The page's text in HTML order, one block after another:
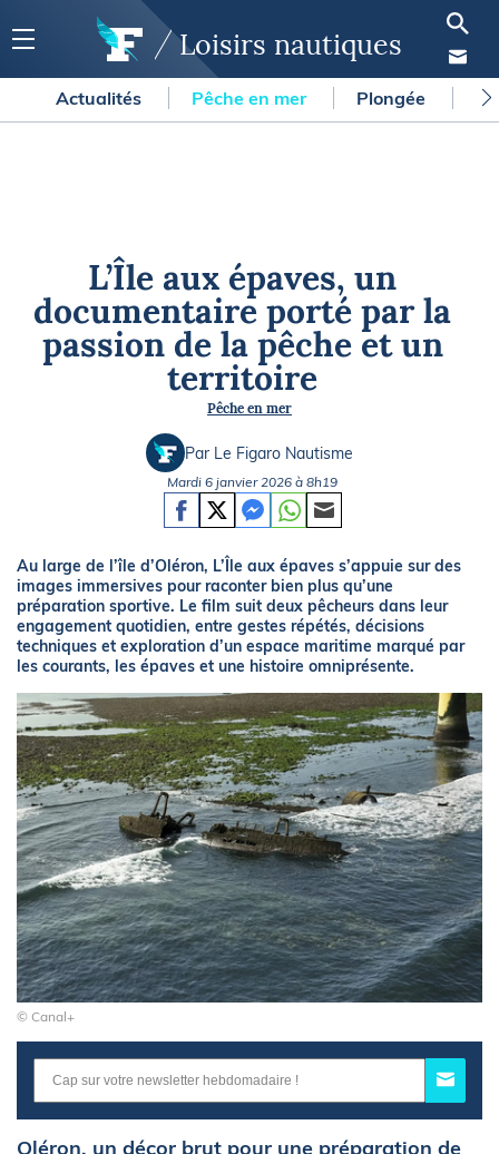
Loisirs nautiques
Actualités Pêche en mer Plongée
L’Île aux épaves, un
documentaire porté par la
passion de la pêche et un
territoire
Pêche en mer
Par Le Figaro Nautisme
Mardi 6 janvier 2026 à 8h19
Au large de l’île d’Oléron, L’Île aux épaves s’appuie sur des
images immersives pour raconter bien plus qu’une
préparation sportive. Le film suit deux pêcheurs dans leur
engagement quotidien, entre gestes répétés, décisions
techniques et exploration d’un espace maritime marqué par
les courants, les épaves et une histoire omniprésente.
© Canal+
Oléron, un décor brut pour une préparation de